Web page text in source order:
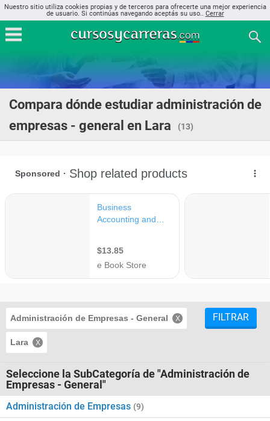
Nuestro sitio utiliza cookies propias y de terceros para ofrecerte una mejor experiencia
de usuario. Si continúas navegando aceptás su uso.. Cerrar
Compara dónde estudiar administración de
empresas - general en Lara
(13)
Administración de Empresas - General
Lara
FILTRAR
Seleccione la SubCategoría de "Administración de
Empresas - General"
Administración de Empresas (9)